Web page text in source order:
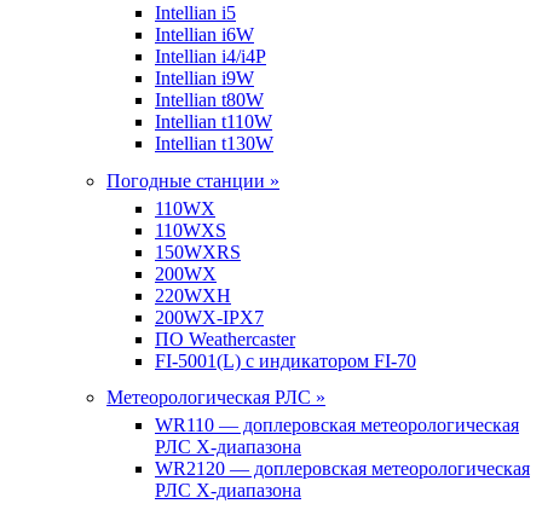
Intellian i5
Intellian i6W
Intellian i4/i4P
Intellian i9W
Intellian t80W
Intellian t110W
Intellian t130W
Погодные станции »
110WX
110WXS
150WXRS
200WX
220WXH
200WX-IPX7
ПО Weathercaster
FI-5001(L) с индикатором FI-70
Метеорологическая РЛС »
WR110 — доплеровская метеорологическая
РЛС X-диапазона
WR2120 — доплеровская метеорологическая
РЛС X-диапазона